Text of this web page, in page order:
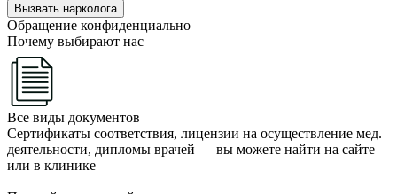
Вызвать нарколога
Обращение конфиденциально
Почему выбирают нас
Все виды документов
Сертификаты соответствия, лицензии на осуществление мед.
деятельности, дипломы врачей — вы можете найти на сайте
или в клинике